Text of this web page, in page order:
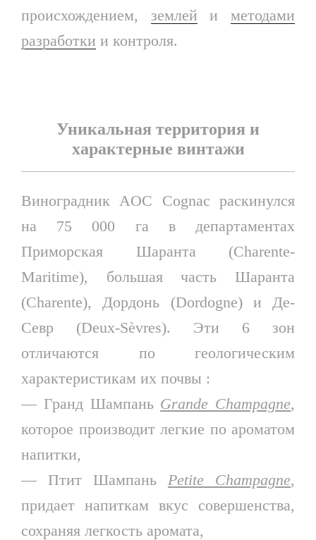
происхождением, землей иметодами
разработки и контроля.
Уникальная территория и
характерные винтажи
Виноградник AOC Cognac раскинулся
на 75 000 га в департаментах
Приморская Шаранта (Charente-
Maritime), большая часть Шаранта
(Charente), Дордонь (Dordogne) и Де-
Севр (Deux-Sèvres). Эти 6 зон
отличаются по геологическим
характеристикам их почвы :
— Гранд Шампань Grande Champagne,
которое производит легкие по ароматом
напитки,
— Птит Шампань Petite Champagne,
придает напиткам вкус совершенства,
сохраняя легкость аромата,